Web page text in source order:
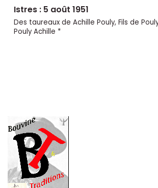
Istres : 5 août 1951
Des taureaux de Achille Pouly, Fils de
Pouly Achille *